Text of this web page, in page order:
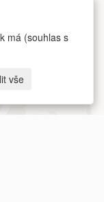
studiu v
má (souhlas s
vše